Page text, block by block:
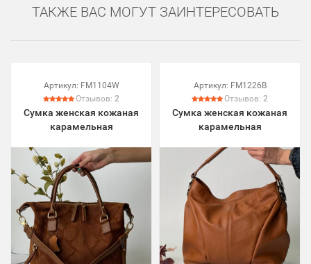
ТАКЖЕ ВАС МОГУТ ЗАИНТЕРЕСОВАТЬ
Артикул: FM1104W
Отзывов: 2
Сумка женская кожаная
карамельная
Артикул: FM1226B
Отзывов: 2
Сумка женская кожаная
карамельная